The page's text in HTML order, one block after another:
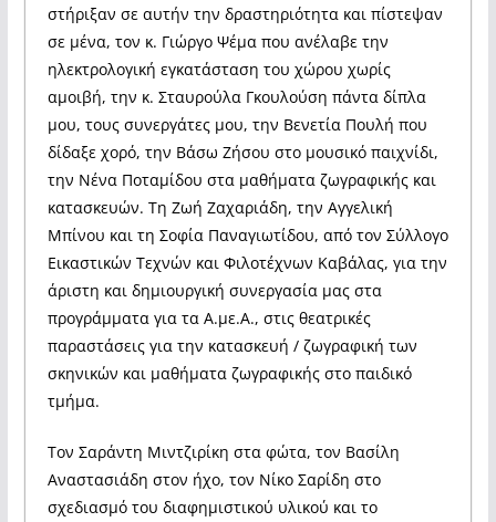
στήριξαν σε αυτήν την δραστηριότητα και πίστεψαν
σε μένα, τον κ. Γιώργο Ψέμα που ανέλαβε την
ηλεκτρολογική εγκατάσταση του χώρου χωρίς
αμοιβή, την κ. Σταυρούλα Γκουλούση πάντα δίπλα
μου, τους συνεργάτες μου, την Βενετία Πουλή που
δίδαξε χορό, την Βάσω Ζήσου στο μουσικό παιχνίδι,
την Νένα Ποταμίδου στα μαθήματα ζωγραφικής και
κατασκευών. Τη Ζωή Ζαχαριάδη, την Αγγελική
Μπίνου και τη Σοφία Παναγιωτίδου, από τον Σύλλογο
Εικαστικών Τεχνών και Φιλοτέχνων Καβάλας, για την
άριστη και δημιουργική συνεργασία μας στα
προγράμματα για τα Α.με.Α., στις θεατρικές
παραστάσεις για την κατασκευή / ζωγραφική των
σκηνικών και μαθήματα ζωγραφικής στο παιδικό
τμήμα.
Τον Σαράντη Μιντζιρίκη στα φώτα, τον Βασίλη
Αναστασιάδη στον ήχο, τον Νίκο Σαρίδη στο
σχεδιασμό του διαφημιστικού υλικού και το